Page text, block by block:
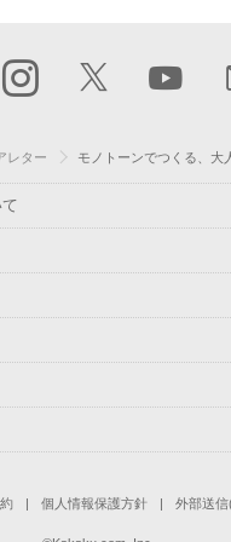
レター モノトーンでつくる、大
個人情報保護方針 外部送